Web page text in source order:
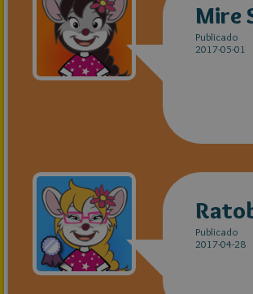
Mire
Publicado
2017-05-01
Publicado
2017-04-28